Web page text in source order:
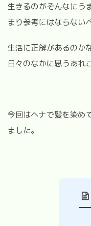
生きるのがそんなにう
まり参考にはならない
生活に正解があるのか
日々のなかに思うあれ
今回はヘナで髪を染め
ました。